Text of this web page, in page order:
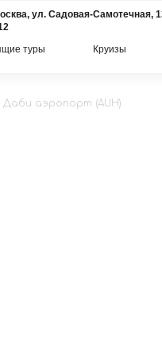
Круизы
туры
ул. Садовая-Самотечная,
аэропорт (AUH)